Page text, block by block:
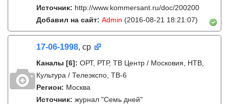
Источник: http://www.kommersant.ru/doc/200200
Добавил на сайт: Admin (2016-08-21 18:21:07)
17-06-1998, ср
Каналы [6]: ОРТ, РТР, ТВ Центр / Московия, НТВ,
Культура / Телеэкспо, ТВ-6
Регион: Москва
Источник: журнал "Семь дней"